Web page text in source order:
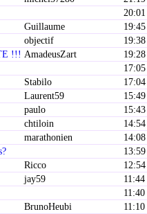
Guillaume
objectif
!!! AmadeusZart
Stabilo
Laurent59
paulo
chtiloin
marathonien
Ricco
jay59
BrunoHeubi